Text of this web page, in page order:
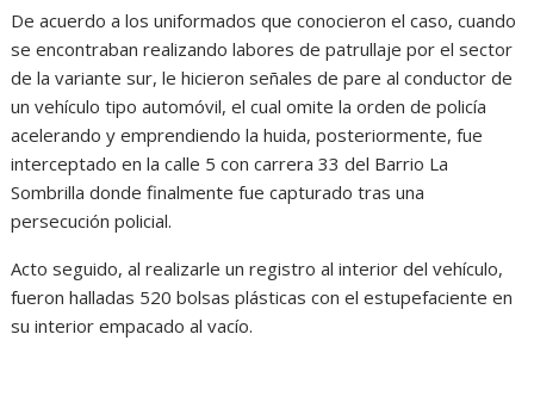
De acuerdo a los uniformados que conocieron el caso, cuando
se encontraban realizando labores de patrullaje por el sector
de la variante sur, le hicieron señales de pare al conductor de
un vehículo tipo automóvil, el cual omite la orden de policía
acelerando y emprendiendo la huida, posteriormente, fue
interceptado en la calle 5 con carrera 33 del Barrio La
Sombrilla donde finalmente fue capturado tras una
persecución policial.
Acto seguido, al realizarle un registro al interior del vehículo,
fueron halladas 520 bolsas plásticas con el estupefaciente en
su interior empacado al vacío.